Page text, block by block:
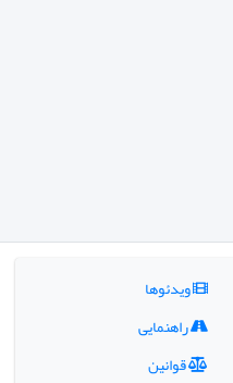
ویدئوها
راهنمایی
قوانین